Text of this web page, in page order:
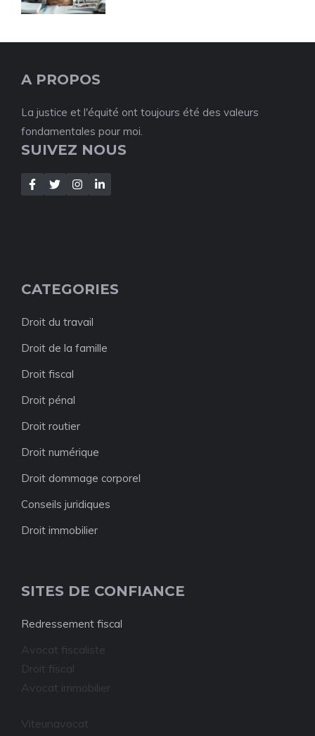
A PROPOS
La justice et l'équité ont toujours été des valeurs
fondamentales pour moi.
SUIVEZ NOUS
CATEGORIES
Droit du travail
Droit de la famille
Droit fiscal
Droit pénal
Droit routier
Droit numérique
Droit dommage corporel
Conseils juridiques
Droit immobilier
SITES DE CONFIANCE
Redressement fiscal
Avocat fiscaliste
Droit fiscal
Avocat immobilier
Viteunavocat